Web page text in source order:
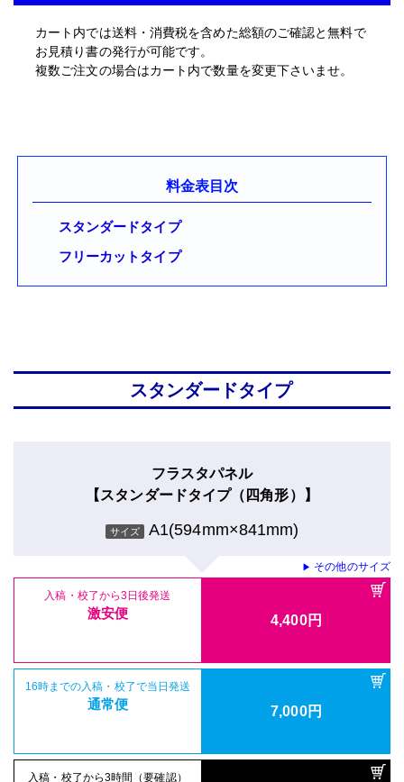
カート内では送料・消費税を含めた総額のご確認と無料で
お見積り書の発行が可能です。
複数ご注文の場合はカート内で数量を変更下さいませ。
料金表目次
スタンダードタイプ
フリーカットタイプ
スタンダードタイプ
フラスタパネル
【スタンダードタイプ（四角形）】
サイズ A1(594mm×841mm)
▶ その他のサイズ
入稿・校了から3日後発送
激安便 4,400円
16時までの入稿・校了で当日発送
通常便 7,000円
入稿・校了から3時間（要確認）